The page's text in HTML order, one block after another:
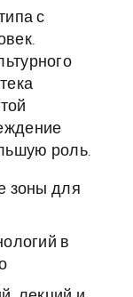
с
роль.
зоны для
в